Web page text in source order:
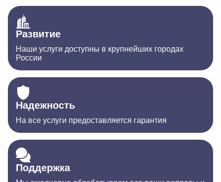
Развитие
Наши услуги доступны в крупнейших городах
России
Надежность
На все услуги предоставляется гарантия
Поддержка